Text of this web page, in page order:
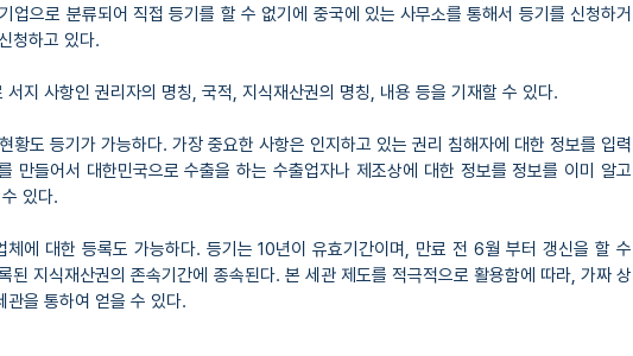
업으로 분류되어 직접 등기를 할 수 없기에 중국에 있는 사무소를 통해서 등기를 신청하거
청하고 있다.
지 사항인 권리자의 명칭, 국적, 지식재산권의 명칭, 내용 등을 기재할 수 있다.
황도 등기가 가능하다. 가장 중요한 사항은 인지하고 있는 권리 침해자에 대한 정보를 입력
만들어서 대한민국으로 수출을 하는 수출업자나 제조상에 대한 정보를 정보를 이미 알고
있다.
체에 대한 등록도 가능하다. 등기는 10년이 유효기간이며, 만료 전 6월 부터 갱신을 할 수
된 지식재산권의 존속기간에 종속된다. 본 세관 제도를 적극적으로 활용함에 따라, 가짜 상
관을 통하여 얻을 수 있다.